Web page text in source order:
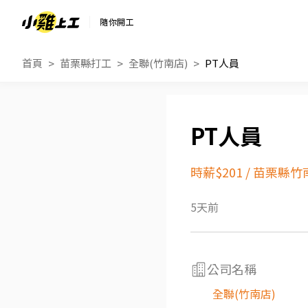
隨你開工
首頁 苗栗縣打工 全聯(竹南店) PT人員
PT人員
時薪$201 /苗栗縣竹
5天前
公司名稱
全聯(竹南店)